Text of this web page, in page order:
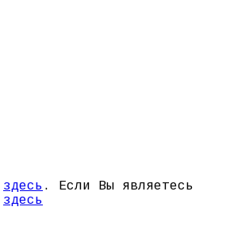
здесь . Если Вы являетесь
здесь